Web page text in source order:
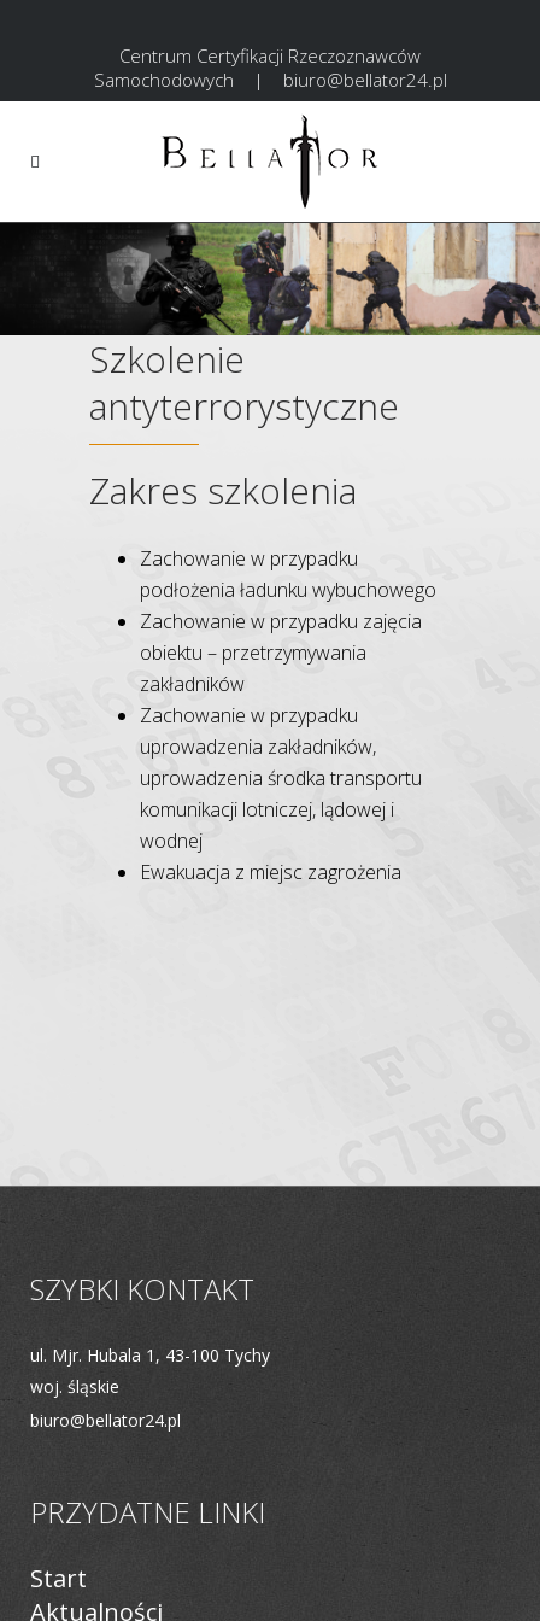
Centrum Certyfikacji Rzeczoznawców
Samochodowych
| biuro@bellator24.pl
Szkolenie
antyterrorystyczne
Zakres szkolenia
Zachowanie w przypadku
podłożenia ładunku wybuchowego
Zachowanie w przypadku zajęcia
obiektu – przetrzymywania
zakładników
Zachowanie w przypadku
uprowadzenia zakładników,
uprowadzenia środka transportu
komunikacji lotniczej, lądowej i
wodnej
Ewakuacja z miejsc zagrożenia
SZYBKI KONTAKT
ul. Mjr. Hubala 1, 43-100 Tychy
woj. śląskie
biuro@bellator24.pl
PRZYDATNE LINKI
Start
Aktualności